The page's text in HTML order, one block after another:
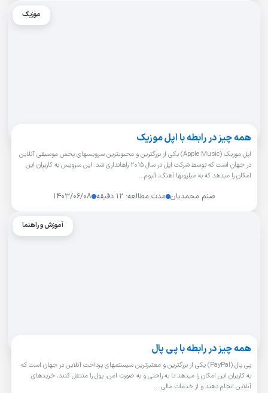
موزیک
همه چیز در رابطه با اپل موزیک
اپل موزیک (Apple Music) یکی از بزرگترین و محبوبترین سرویسهای پخش موسیقی آنلاین
در جهان است که توسط شرکت اپل در سال 2015 راهاندازی شد. این سرویس به کاربران این
امکان را میدهد که به میلیونها آهنگ، آلبوم…
صنم محمدیان مدت مطالعه: ۱۲ دقیقه ۱۴۰۳/۰۶/۰۸
آموزش و راهنما
همه چیز در رابطه با پی پال
پی پال (PayPal) یکی از بزرگترین و معتبرترین سیستمهای پرداخت آنلاین در جهان است که
به کاربران این امکان را میدهد تا به راحتی و به صورت امن، پول را منتقل کنند، خریدهای
آنلاین انجام دهند و از خدمات مالی …